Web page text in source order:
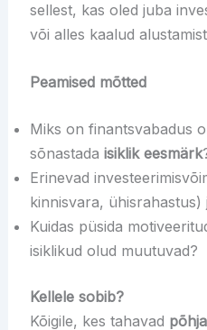
sellest, kas oled juba
või alles kaalud
Peamised mõtted
Miks on finantsvabadus
sõnastada isiklik eesmärk
Erinevad
kinnisvara, ühisrahastus)
Kuidas püsida
isiklikud olud muutuvad?
Kellele sobib?
Kõigile, kes tahavad